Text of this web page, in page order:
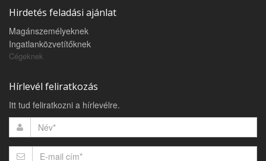
Hirdetés feladási ajánlat
Magánszemélyeknek
Ingatlanközvetítőknek
Cégeknek
Hírlevél feliratkozás
Itt tud feliratkozni a hírlevélre.